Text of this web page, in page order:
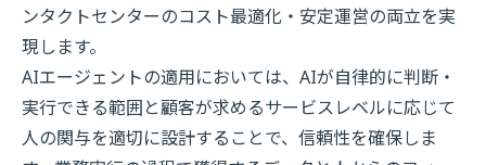
ンタクトセンターのコスト最適化・安定運営の両立を実
現します。
AIエージェントの適用においては、AIが自律的に判断・
実行できる範囲と顧客が求めるサービスレベルに応じて
人の関与を適切に設計することで、信頼性を確保しま